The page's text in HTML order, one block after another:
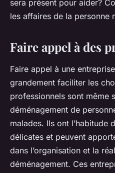
sera présent pour aider?
les affaires de la personne
Faire appel à des
Faire appel à une
grandement faciliter les
professionnels sont même
déménagement de
malades. Ils ont l’habitude
délicates et peuvent
dans l’organisation et la
déménagement. Ces